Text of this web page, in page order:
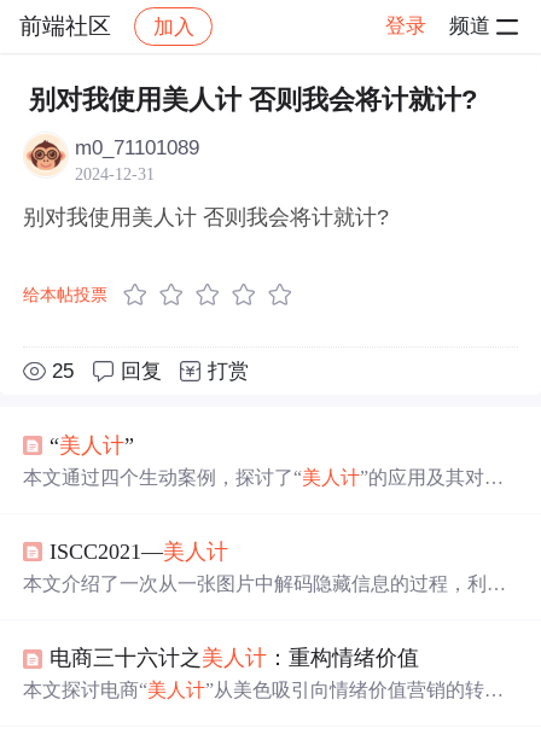
前端社区 加入 登录 频道
社区 前端社区 感慨 帖子详情
别对我使用美人计 否则我会将计就计?
m0_71101089
2024-12-31
别对我使用美人计 否则我会将计就计?
给本帖投票
25 回复 打赏
“美人计”
本文通过四个生动案例，探讨了“美人计”的应用及其对个
ISCC2021—美人计
本文介绍了一次从一张图片中解码隐藏信息的过程，利用
电商三十六计之 美人计 ：重构情绪价值
本文探讨电商“美人计”从美色吸引向情绪价值营销的转